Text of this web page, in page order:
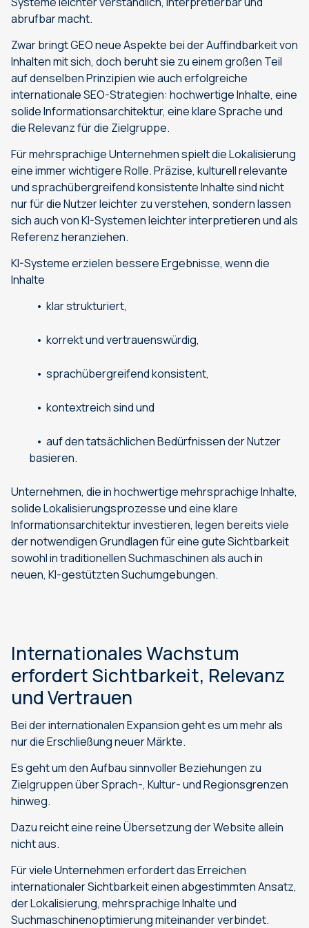
abrufbar macht.
Zwar bringt GEO neue Aspekte bei der Auffindbarkeit von
Inhalten mit sich, doch beruht sie zu einem großen Teil
auf denselben Prinzipien wie auch erfolgreiche
internationale SEO-Strategien: hochwertige Inhalte, eine
solide Informationsarchitektur, eine klare Sprache und
die Relevanz für die Zielgruppe.
Für mehrsprachige Unternehmen spielt die Lokalisierung
eine immer wichtigere Rolle. Präzise, kulturell relevante
und sprachübergreifend konsistente Inhalte sind nicht
nur für die Nutzer leichter zu verstehen, sondern lassen
sich auch von KI-Systemen leichter interpretieren und als
Referenz heranziehen.
KI-Systeme erzielen bessere Ergebnisse, wenn die
Inhalte
klar strukturiert,
korrekt und vertrauenswürdig,
sprachübergreifend konsistent,
kontextreich sind und
auf den tatsächlichen Bedürfnissen der Nutzer
basieren.
Unternehmen, die in hochwertige mehrsprachige Inhalte,
solide Lokalisierungsprozesse und eine klare
Informationsarchitektur investieren, legen bereits viele
der notwendigen Grundlagen für eine gute Sichtbarkeit
sowohl in traditionellen Suchmaschinen als auch in
neuen, KI-gestützten Suchumgebungen.
Internationales Wachstum
erfordert Sichtbarkeit, Relevanz
und Vertrauen
Bei der internationalen Expansion geht es um mehr als
nur die Erschließung neuer Märkte.
Es geht um den Aufbau sinnvoller Beziehungen zu
Zielgruppen über Sprach-, Kultur- und Regionsgrenzen
hinweg.
Dazu reicht eine reine Übersetzung der Website allein
nicht aus.
Für viele Unternehmen erfordert das Erreichen
internationaler Sichtbarkeit einen abgestimmten Ansatz,
der Lokalisierung, mehrsprachige Inhalte und
Suchmaschinenoptimierung miteinander verbindet.